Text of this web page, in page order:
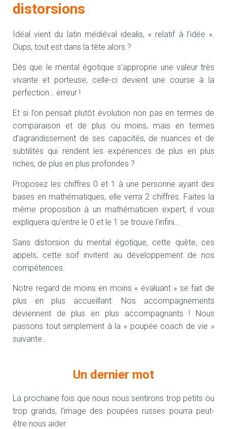
distorsions
Idéal vient du latin médiéval idealis, « relatif à l’idée ».
Oups, tout est dans la tête alors ?
Dès que le mental égotique s’approprie une valeur très
vivante et porteuse, celle-ci devient une course à la
perfection… erreur !
Et si l’on pensait plutôt évolution non pas en termes de
comparaison et de plus ou moins, mais en termes
d’agrandissement de ses capacités, de nuances et de
subtilités qui rendent les expériences de plus en plus
riches, de plus en plus profondes ?
Proposez les chiffres 0 et 1 à une personne ayant des
bases en mathématiques, elle verra 2 chiffres. Faites la
même proposition à un mathématicien expert, il vous
expliquera qu’entre le 0 et le 1 se trouve l’infini…
Sans distorsion du mental égotique, cette quête, ces
appels, cette soif invitent au développement de nos
compétences.
Notre regard de moins en moins « évaluant » se fait de
plus en plus accueillant. Nos accompagnements
deviennent de plus en plus accompagnants ! Nous
passons tout simplement à la « poupée coach de vie »
suivante…
Un dernier mot
La prochaine fois que nous nous sentirons trop petits ou
trop grands, l’image des poupées russes pourra peut-
être nous aider.